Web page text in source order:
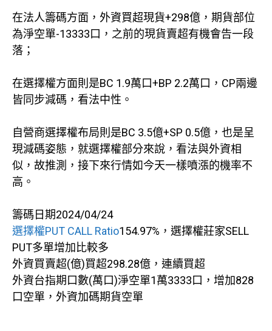
在法人籌碼方面，外資買超現貨+298億，期貨部位
為淨空單-13333口，之前的現貨賣超有機會告一段
落；
在選擇權方面則是BC 1.9萬口+BP 2.2萬口，CP兩邊
皆同步減碼，看法中性。
自營商選擇權布局則是BC 3.5億+SP 0.5億，也是呈
現減碼姿態，就選擇權部分來說，看法與外資相
似，故推測，接下來行情如今天一樣噴漲的機率不
高。
籌碼日期2024/04/24
選擇權PUT CALL Ratio154.97%，選擇權莊家SELL
PUT多單增加比較多
外資買賣超(億)買超298.28億，連續買超
外資台指期口數(萬口)淨空單1萬3333口，增加828
口空單，外資加碼期貨空單